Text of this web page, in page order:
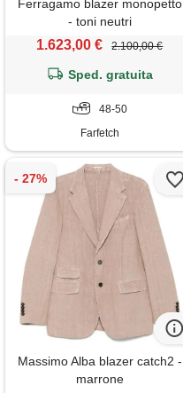
Ferragamo blazer monopetto
- toni neutri
1.623,00 € 2.100,00 €
Sped. gratuita
48-50
Farfetch
Massimo Alba blazer catch2 -
marrone